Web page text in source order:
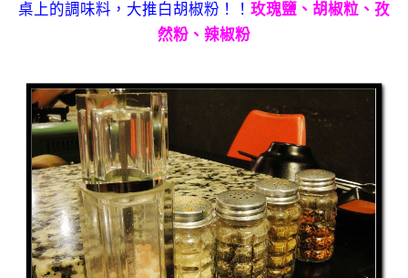
桌上的調味料，大推白胡椒粉！！ 玫瑰鹽、胡椒粒、孜
然粉、辣椒粉